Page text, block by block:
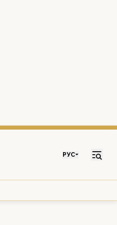
РУС